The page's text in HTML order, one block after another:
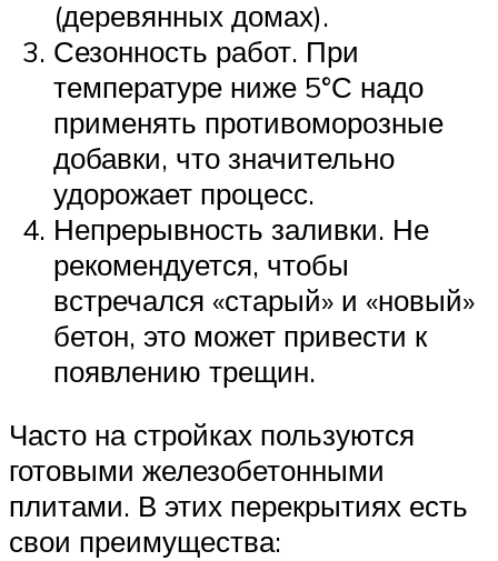
(деревянных домах).
Сезонность работ. При
температуре ниже 5°С надо
применять противоморозные
добавки, что значительно
удорожает процесс.
Непрерывность заливки. Не
рекомендуется, чтобы
встречался «старый» и «новый»
бетон, это может привести к
появлению трещин.
Часто на стройках пользуются
готовыми железобетонными
плитами. В этих перекрытиях есть
свои преимущества: